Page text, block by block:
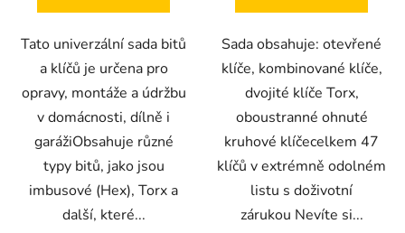
Tato univerzální sada bitů
a klíčů je určena pro
opravy, montáže a údržbu
v domácnosti, dílně i
garážiObsahuje různé
typy bitů, jako jsou
imbusové (Hex), Torx a
další, které...
Sada obsahuje: otevřené
klíče, kombinované klíče,
dvojité klíče Torx,
oboustranné ohnuté
kruhové klíčecelkem 47
klíčů v extrémně odolném
listu s doživotní
zárukou Nevíte si...